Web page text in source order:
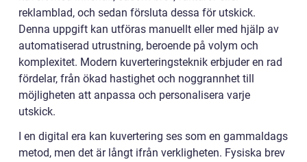
reklamblad, och sedan försluta dessa för utskick.
Denna uppgift kan utföras manuellt eller med hjälp av
automatiserad utrustning, beroende på volym och
komplexitet. Modern kuverteringsteknik erbjuder en rad
fördelar, från ökad hastighet och noggrannhet till
möjligheten att anpassa och personalisera varje
utskick.
I en digital era kan kuvertering ses som en gammaldags
metod, men det är långt ifrån verkligheten. Fysiska brev